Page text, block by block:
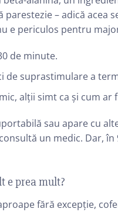
– adică acea
e periculos pentru
de minute.
de suprastimulare a
alții simt ca și cum ar
sau apare cu
un medic. Dar, în
e prea mult?
fără excepție,